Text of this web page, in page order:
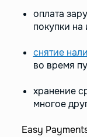
оплата
покупки на
снятие
во время
хранение
многое
Easy